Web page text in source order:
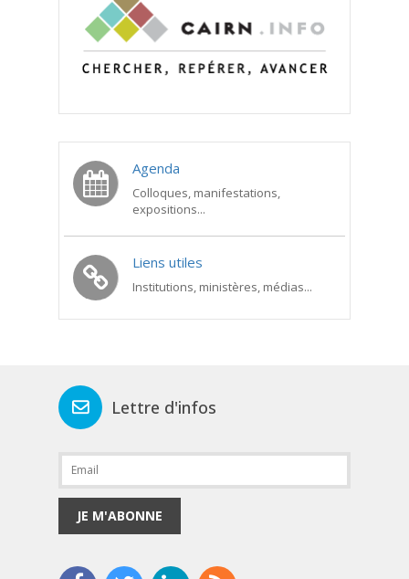
Agenda
Colloques, manifestations,
expositions...
Liens utiles
Institutions, ministères, médias...
Lettre d'infos
JE M'ABONNE